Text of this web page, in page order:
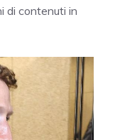
di contenuti in